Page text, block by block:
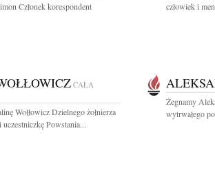
Członek korespondent
człowiek i
CAŁA
Wołłowicz Dzielnego żołnierza
Powstania...
Żegnamy
wytrwałego